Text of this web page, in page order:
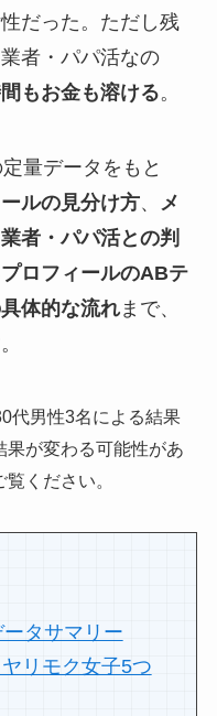
だった。ただし残
者・パパ活なの
もお金も溶ける。
量データをもと
ルの見分け方、 メ
業者・パパ活との判
ロフィールのABテ
体的な流れまで、
代男性3名による結果
果が変わる可能性があ
ください。
タサマリー
リモク女子5つ